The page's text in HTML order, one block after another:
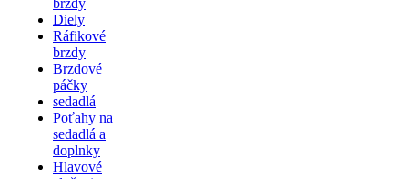
Diely
Ráfikové
brzdy
Brzdové
páčky
sedadlá
Poťahy na
sedadlá a
doplnky
Hlavové